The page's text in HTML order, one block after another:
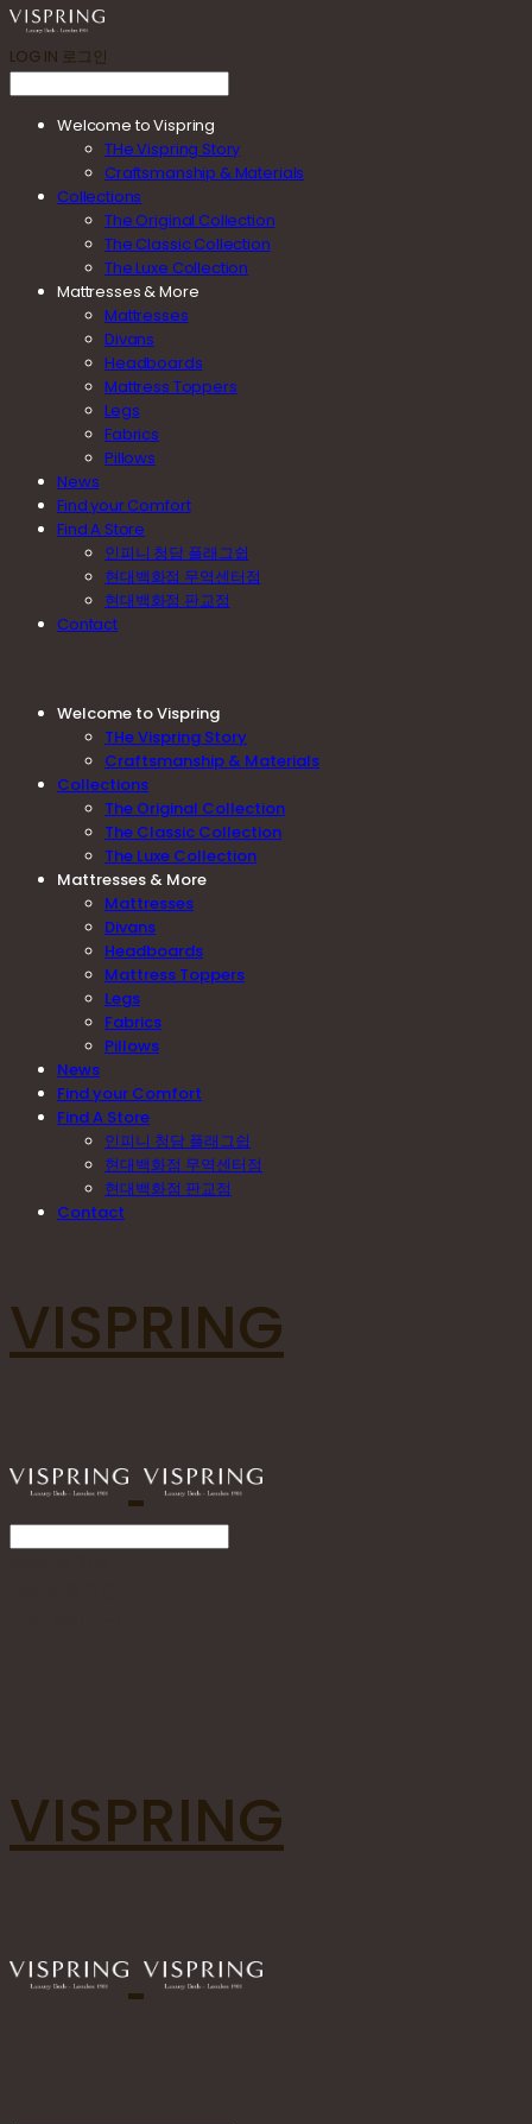
LOG IN 로그인
Welcome to Vispring
THe Vispring Story
Craftsmanship & Materials
Collections
The Original Collection
The Classic Collection
The Luxe Collection
Mattresses & More
Mattresses
Divans
Headboards
Mattress Toppers
Legs
Fabrics
Pillows
News
Find your Comfort
Find A Store
인피니 청담 플래그쉽
현대백화점 무역센터점
현대백화점 판교점
Contact
Welcome to Vispring
THe Vispring Story
Craftsmanship & Materials
Collections
The Original Collection
The Classic Collection
The Luxe Collection
Mattresses & More
Mattresses
Divans
Headboards
Mattress Toppers
Legs
Fabrics
Pillows
News
Find your Comfort
Find A Store
인피니 청담 플래그쉽
현대백화점 무역센터점
현대백화점 판교점
Contact
VISPRING
VISPRING